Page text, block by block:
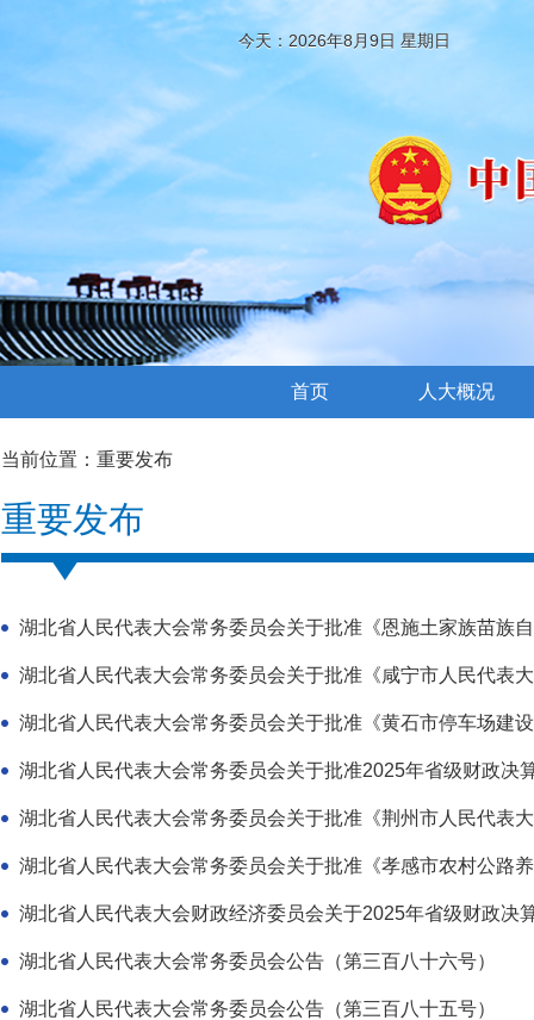
今天：2026年8月9日 星期日
首页 人大概况
当前位置： 重要发布
重要发布
湖北省人民代表大会常务委员会关于批准《恩施土家族苗族
湖北省人民代表大会常务委员会关于批准《咸宁市人民代表
湖北省人民代表大会常务委员会关于批准《黄石市停车场建
湖北省人民代表大会常务委员会关于批准2025年省级财政决
湖北省人民代表大会常务委员会关于批准《荆州市人民代表
湖北省人民代表大会常务委员会关于批准《孝感市农村公路
湖北省人民代表大会财政经济委员会关于2025年省级财政决
湖北省人民代表大会常务委员会公告（第三百八十六号）
湖北省人民代表大会常务委员会公告（第三百八十五号）